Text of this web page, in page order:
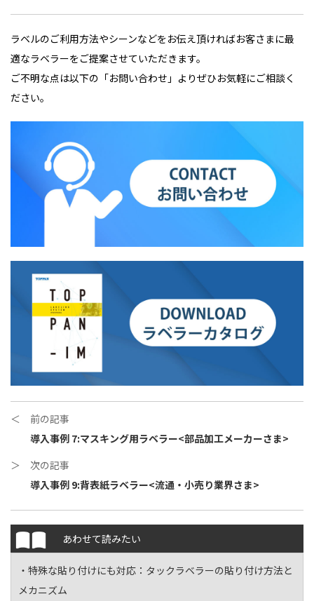
ラベルのご利用方法やシーンなどをお伝え頂ければお客さまに最
適なラベラーをご提案させていただきます。
ご不明な点は以下の「お問い合わせ」よりぜひお気軽にご相談く
ださい。
＜ 前の記事
導入事例 7:マスキング用ラベラー<部品加工メーカーさま>
＞ 次の記事
導入事例 9:背表紙ラベラー<流通・小売り業界さま>
あわせて読みたい
・特殊な貼り付けにも対応： タックラベラーの貼り付け方法と
メカニズム